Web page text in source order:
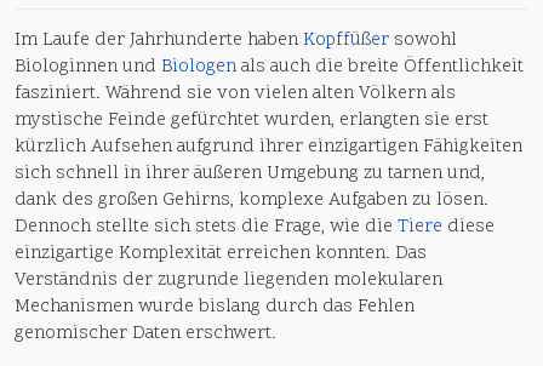
Im Laufe der Jahrhunderte haben Kopffüßer sowohl
Biologinnen und Biologenals auch die breite Öffentlichkeit
fasziniert. Während sie von vielen alten Völkern als
mystische Feinde gefürchtet wurden, erlangten sie erst
kürzlich Aufsehen aufgrund ihrer einzigartigen Fähigkeiten
sich schnell in ihrer äußeren Umgebung zu tarnen und,
dank des großen Gehirns, komplexe Aufgaben zu lösen.
Dennoch stellte sich stets die Frage, wie die Tiere diese
einzigartige Komplexität erreichen konnten. Das
Verständnis der zugrunde liegenden molekularen
Mechanismen wurde bislang durch das Fehlen
genomischer Daten erschwert.